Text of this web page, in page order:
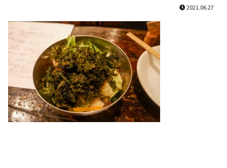
2021.06.27